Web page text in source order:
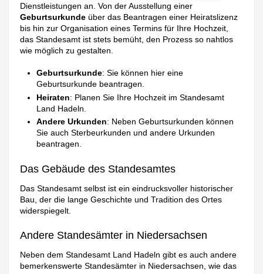
Dienstleistungen an. Von der Ausstellung einer
Geburtsurkunde über das Beantragen einer Heiratslizenz
bis hin zur Organisation eines Termins für Ihre Hochzeit,
das Standesamt ist stets bemüht, den Prozess so nahtlos
wie möglich zu gestalten.
Geburtsurkunde: Sie können hier eine
Geburtsurkunde beantragen.
Heiraten: Planen Sie Ihre Hochzeit im Standesamt
Land Hadeln.
Andere Urkunden: Neben Geburtsurkunden können
Sie auch Sterbeurkunden und andere Urkunden
beantragen.
Das Gebäude des Standesamtes
Das Standesamt selbst ist ein eindrucksvoller historischer
Bau, der die lange Geschichte und Tradition des Ortes
widerspiegelt.
Andere Standesämter in Niedersachsen
Neben dem Standesamt Land Hadeln gibt es auch andere
bemerkenswerte Standesämter in Niedersachsen, wie das